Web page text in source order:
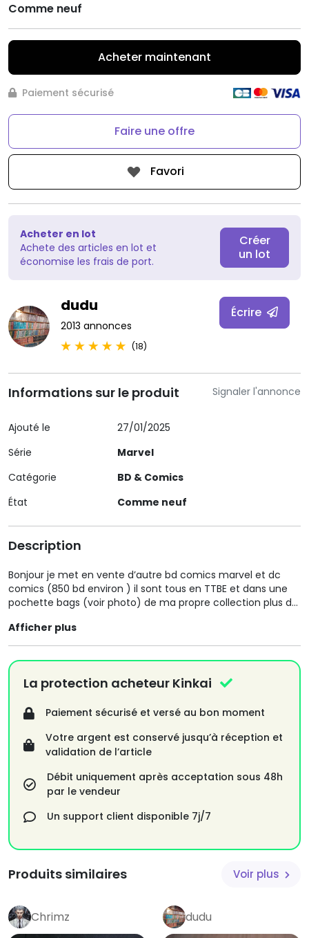
Comme neuf
Acheter maintenant
Paiement sécurisé
Faire une offre
Favori
Acheter en lot
Achete des articles en lot et
économise les frais de port.
Créer
un lot
dudu
2013 annonces
(18)
Écrire
Signaler l'annonce
Informations sur le produit
Ajouté le
27/01/2025
Série
Marvel
Catégorie
BD & Comics
État
Comme neuf
Description
Bonjour je met en vente d’autre bd comics marvel et dc
comics (850 bd environ ) il sont tous en TTBE et dans une
pochette bags (voir photo) de ma propre collection plus de
moi merci
Afficher plus
La protection acheteur Kinkai
Paiement sécurisé et versé au bon moment
Votre argent est conservé jusqu’à réception et
validation de l’article
Débit uniquement après acceptation sous 48h
par le vendeur
Un support client disponible 7j/7
Produits similaires Voir plus
Chrimz dudu